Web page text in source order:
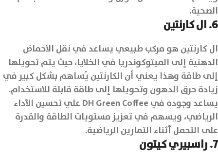
الصحية.
6. ال كارنتين
ال كارنتين هو مركب طبيعي يساعد في نقل الأحماض
الدهنية إلى الميتوكوندريا في الخلايا، حيث يتم تحويلها
إلى طاقة وهذا يعني أن الكارنتين يُساهم بشكل كبير في
زيادة حرق الدهون وتحويلها إلى طاقة قابلة للاستخدام.
يساعد وجوده في DH Green Coffee علي تحسين الأداء
الرياضي، ويسهم في تعزيز مستويات الطاقة والقدرة
على التحمل أثناء التمارين الرياضية.
7. راسبيري كيتون